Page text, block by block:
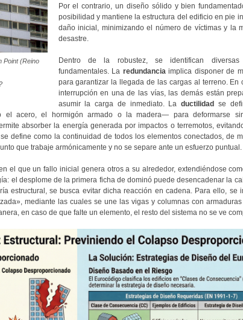
Point (Reino
Por el contrario, un diseño sólido y bien
posibilidad y mantiene la estructura del edificio en pie
daño inicial, minimizando el número de víctimas y la
desastre.
Dentro de la robustez, se identifican diversas
fundamentales. La redundanciaimplica disponer de
para garantizar la llegada de las cargas al terreno. En
interrupción en una de las vías, las demás están
asumir la carga de inmediato. La ductilidad
se
el acero, el hormigón armado o la madera— para deformarse
absorber la energía generada por impactos o terremotos,
define como la continuidad de todos los elementos conectados, de
que trabaje armónicamente y no se separe ante un esfuerzo puntual.
el que un fallo inicial genera otros a su alrededor, extendiéndose
el desplome de la primera ficha de dominó puede desencadenar la
estructural, se busca evitar dicha reacción en cadena. Para ello, se
mediante las cuales se une las vigas y columnas con
en caso de que falte un elemento, el resto del sistema no se ve